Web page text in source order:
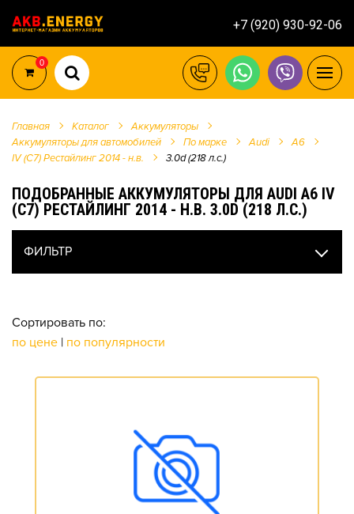
+7 (920) 930-92-06
0
Главная Каталог
Аккумуляторы
Аккумуляторы для автомобилей
По марке Audi
A6
IV (C7) Рестайлинг 2014 - н.в.
3.0d (218 л.с.)
ПОДОБРАННЫЕ АККУМУЛЯТОРЫ ДЛЯ AUDI A6 IV
(C7) РЕСТАЙЛИНГ 2014 - Н.В. 3.0D (218 Л.С.)
ФИЛЬТР
Сортировать по:
по цене | по популярности